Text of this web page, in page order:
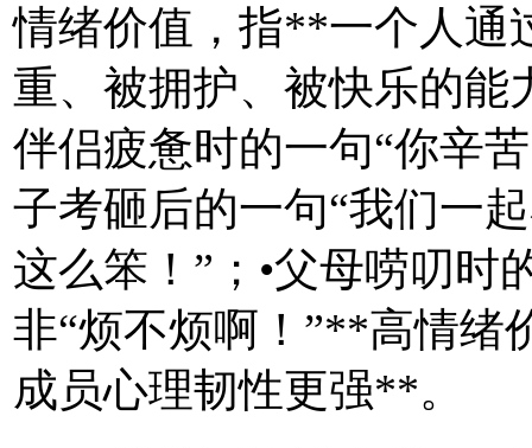
情绪价值，指**一个人通
重、被拥护、被快乐的能
伴侣疲惫时的一句“你辛
子考砸后的一句“我们一
这么笨！”；•父母唠叨时
非“烦不烦啊！”**高情绪
成员心理韧性更强**。